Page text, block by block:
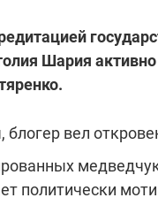
Шария
вел
политически